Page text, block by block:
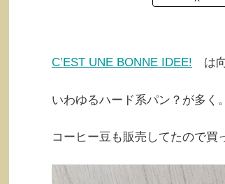
C’EST UNE BONNE IDEE! は向
いわゆるハード系パン？が多
コーヒー豆も販売してたので買